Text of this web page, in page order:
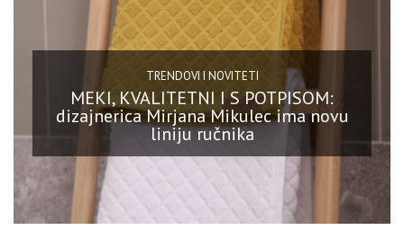
TRENDOVI I NOVITETI
MEKI, KVALITETNI I S POTPISOM:
dizajnerica Mirjana Mikulec ima novu
liniju ručnika